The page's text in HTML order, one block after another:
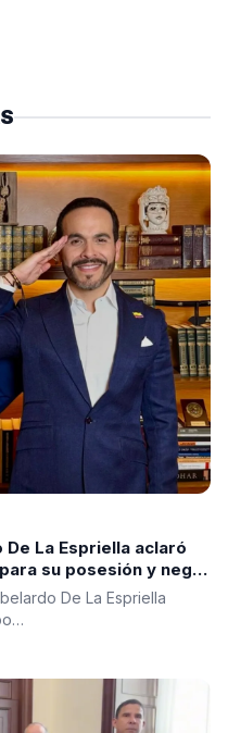
La Espriella aclaró
su posesión y negó
De La Espriella